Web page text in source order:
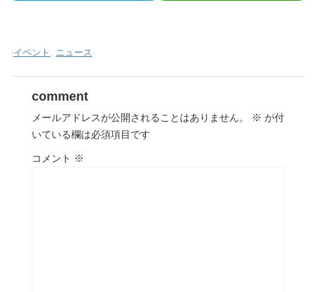
-イベント , ニュース
comment
メールアドレスが公開されることはありません。 ※ が付
いている欄は必須項目です
コメント ※